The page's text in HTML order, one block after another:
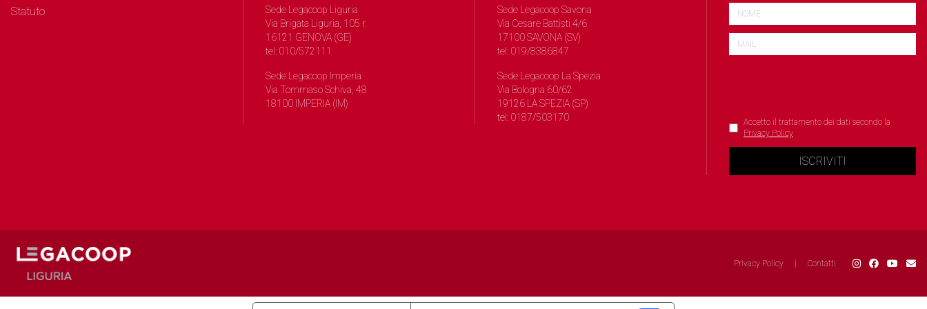
Statuto
Sede Legacoop Liguria
Via Brigata Liguria, 105 r.
16121 GENOVA (GE)
tel: 010/572111
Sede Legacoop Imperia
Via Tommaso Schiva, 48
18100 IMPERIA (IM)
Sede Legacoop Savona
Via Cesare Battisti 4/6
17100 SAVONA (SV)
tel: 019/8386847
Sede Legacoop La Spezia
Via Bologna 60/62
19126 LA SPEZIA (SP)
tel: 0187/503170
Accetto il trattamento dei dati secondo la
Privacy Policy
ISCRIVITI
Privacy Policy Contatti